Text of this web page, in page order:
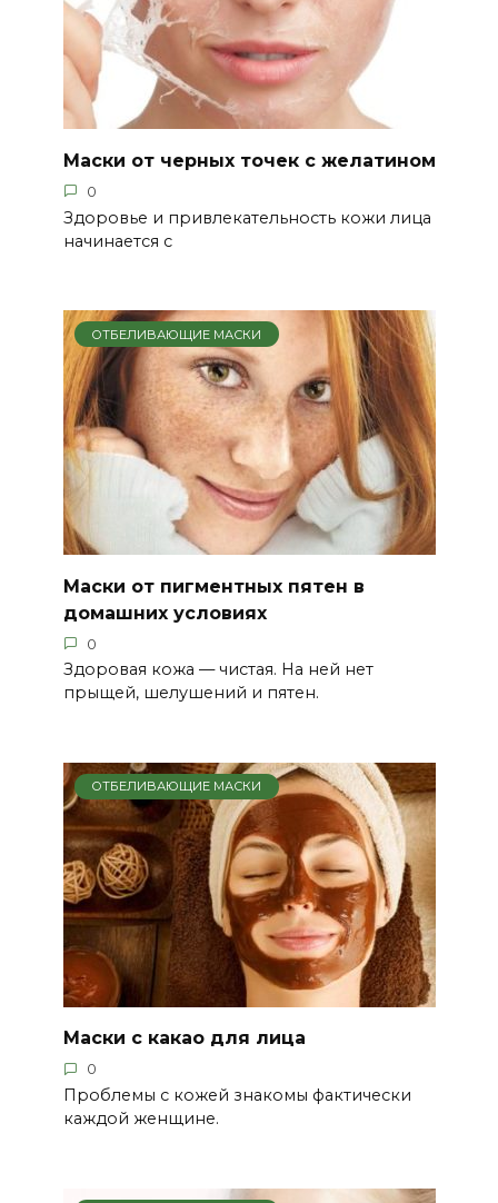
Маски от черных точек с желатином
0
Здоровье и привлекательность кожи лица
начинается с
ОТБЕЛИВАЮЩИЕ МАСКИ
Маски от пигментных пятен в
домашних условиях
0
Здоровая кожа — чистая. На ней нет
прыщей, шелушений и пятен.
ОТБЕЛИВАЮЩИЕ МАСКИ
Маски с какао для лица
0
Проблемы с кожей знакомы фактически
каждой женщине.